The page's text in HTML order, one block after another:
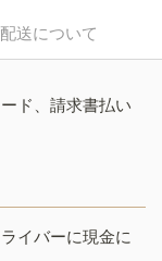
送について
ド、請求書払い
イバーに現金に